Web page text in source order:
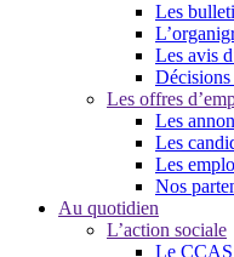
Les
Les avis
Les offres
Les
Les
Les
Nos
Au quotidien
L’action sociale
Le CCAS